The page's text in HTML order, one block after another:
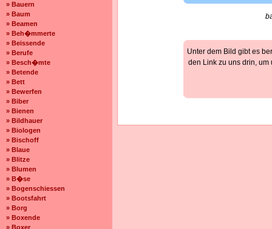
» Bauern
» Baum
» Beamen
» Beh�mmerte
» Beissende
» Berufe
» Besch�mte
» Betende
» Bett
» Bewerfen
» Biber
» Bienen
» Bildhauer
» Biologen
» Bischoff
» Blaue
» Blitze
» Blumen
» B�se
» Bogenschiessen
» Bootsfahrt
» Borg
» Boxende
» Boxer
Unter dem Bild gibt es
den Link zu uns drin,